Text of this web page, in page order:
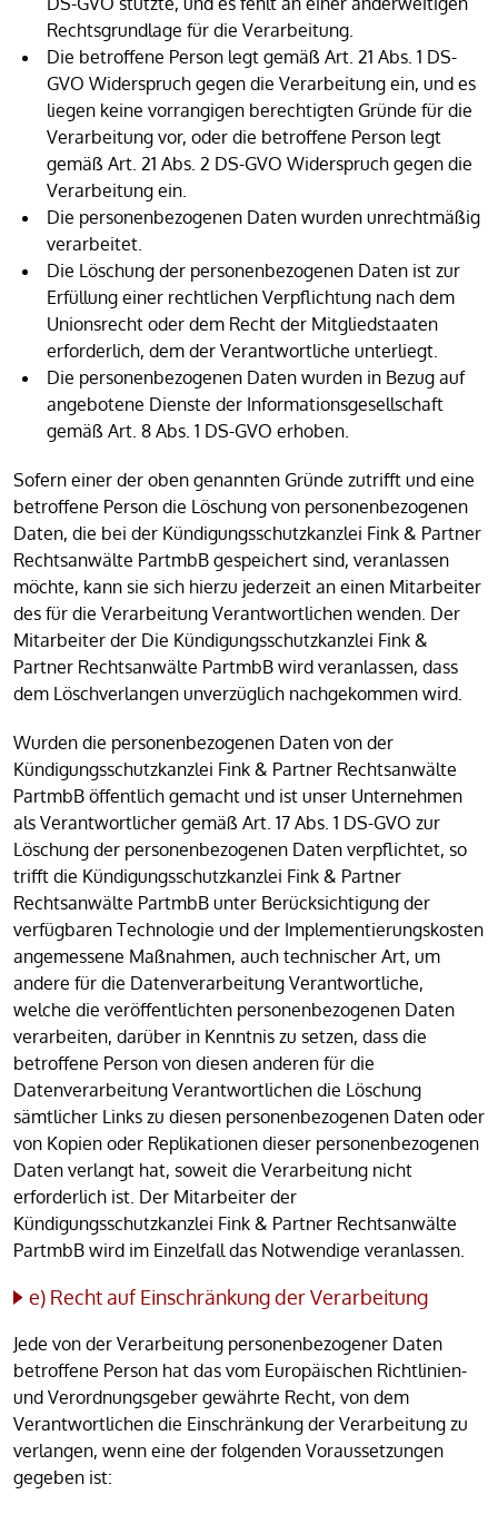
Rechtsgrundlage für die Verarbeitung.
Die betroffene Person legt gemäß Art. 21 Abs. 1 DS-
GVO Widerspruch gegen die Verarbeitung ein, und es
liegen keine vorrangigen berechtigten Gründe für die
Verarbeitung vor, oder die betroffene Person legt
gemäß Art. 21 Abs. 2 DS-GVO Widerspruch gegen die
Verarbeitung ein.
Die personenbezogenen Daten wurden unrechtmäßig
verarbeitet.
Die Löschung der personenbezogenen Daten ist zur
Erfüllung einer rechtlichen Verpflichtung nach dem
Unionsrecht oder dem Recht der Mitgliedstaaten
erforderlich, dem der Verantwortliche unterliegt.
Die personenbezogenen Daten wurden in Bezug auf
angebotene Dienste der Informationsgesellschaft
gemäß Art. 8 Abs. 1 DS-GVO erhoben.
Sofern einer der oben genannten Gründe zutrifft und eine
betroffene Person die Löschung von personenbezogenen
Daten, die bei der Kündigungsschutzkanzlei Fink & Partner
Rechtsanwälte PartmbB gespeichert sind, veranlassen
möchte, kann sie sich hierzu jederzeit an einen Mitarbeiter
des für die Verarbeitung Verantwortlichen wenden. Der
Mitarbeiter der Die Kündigungsschutzkanzlei Fink &
Partner Rechtsanwälte PartmbB wird veranlassen, dass
dem Löschverlangen unverzüglich nachgekommen wird.
Wurden die personenbezogenen Daten von der
Kündigungsschutzkanzlei Fink & Partner Rechtsanwälte
PartmbB öffentlich gemacht und ist unser Unternehmen
als Verantwortlicher gemäß Art. 17 Abs. 1 DS-GVO zur
Löschung der personenbezogenen Daten verpflichtet, so
trifft die Kündigungsschutzkanzlei Fink & Partner
Rechtsanwälte PartmbB unter Berücksichtigung der
verfügbaren Technologie und der Implementierungskosten
angemessene Maßnahmen, auch technischer Art, um
andere für die Datenverarbeitung Verantwortliche,
welche die veröffentlichten personenbezogenen Daten
verarbeiten, darüber in Kenntnis zu setzen, dass die
betroffene Person von diesen anderen für die
Datenverarbeitung Verantwortlichen die Löschung
sämtlicher Links zu diesen personenbezogenen Daten oder
von Kopien oder Replikationen dieser personenbezogenen
Daten verlangt hat, soweit die Verarbeitung nicht
erforderlich ist. Der Mitarbeiter der
Kündigungsschutzkanzlei Fink & Partner Rechtsanwälte
PartmbB wird im Einzelfall das Notwendige veranlassen.
e) Recht auf Einschränkung der Verarbeitung
Jede von der Verarbeitung personenbezogener Daten
betroffene Person hat das vom Europäischen Richtlinien-
und Verordnungsgeber gewährte Recht, von dem
Verantwortlichen die Einschränkung der Verarbeitung zu
verlangen, wenn eine der folgenden Voraussetzungen
gegeben ist: